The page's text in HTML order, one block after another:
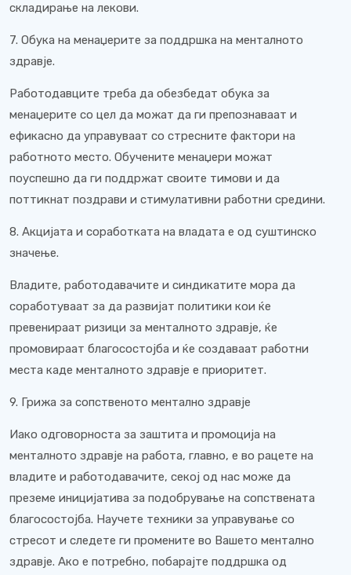
складирање на лекови.
7. Обука на менаџерите за поддршка на менталното
здравје.
Работодавците треба да обезбедат обука за
менаџерите со цел да можат да ги препознаваат и
ефикасно да управуваат со стресните фактори на
работното место. Обучените менаџери можат
поуспешно да ги поддржат своите тимови и да
поттикнат поздрави и стимулативни работни средини.
8. Акцијата и соработката на владата е од суштинско
значење.
Владите, работодавачите и синдикатите мора да
соработуваат за да развијат политики кои ќе
превенираат ризици за менталното здравје, ќе
промовираат благосостојба и ќе создаваат работни
места каде менталното здравје е приоритет.
9. Грижа за сопственото ментално здравје
Иако одговорноста за заштита и промоција на
менталното здравје на работа, главно, е во рацете на
владите и работодавачите, секој од нас може да
преземе иницијатива за подобрување на сопствената
благосостојба. Научете техники за управување со
стресот и следете ги промените во Вашето ментално
здравје. Ако е потребно, побарајте поддршка од